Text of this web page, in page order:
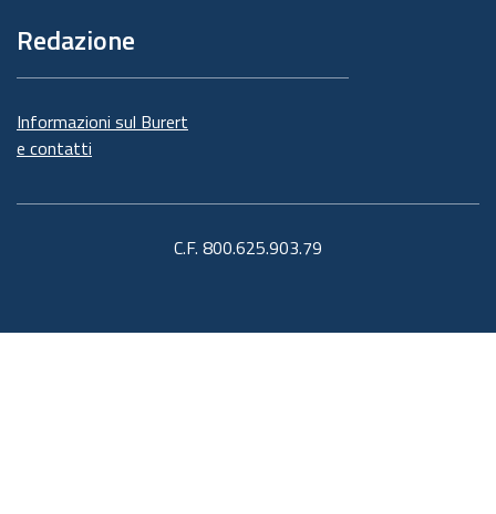
Redazione
Informazioni sul Burert
e contatti
C.F. 800.625.903.79